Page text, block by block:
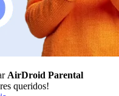
AirDroid Parental
queridos!